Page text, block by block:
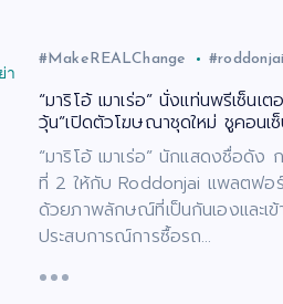
#MakeREALChange #roddonjai
“มาริโอ้ เมาเร่อ” นั่งแท่นพรีเซ็
วุ้น”เปิดตัวโฆษณาชุดใหม่ ชูคอน
“มาริโอ้ เมาเร่อ” นักแสดงชื่อดัง
ที่ 2 ให้กับ Roddonjai แพลตฟอ
ด้วยภาพลักษณ์ที่เป็นกันเองและเ
ประสบการณ์การซื้อรถ…